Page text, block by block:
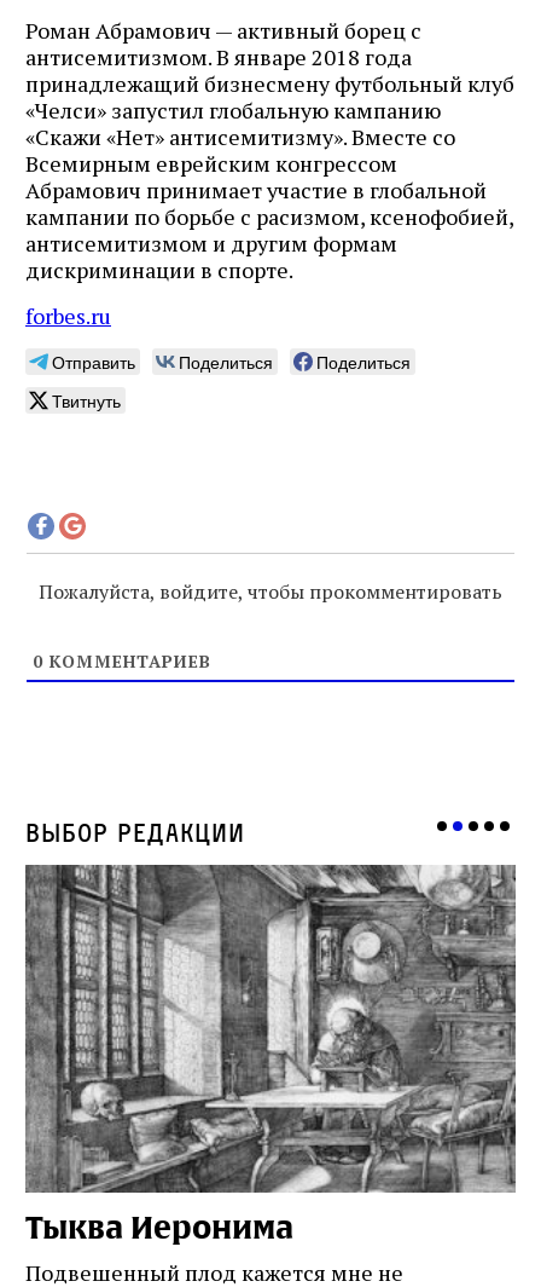
Роман Абрамович — активный борец с
антисемитизмом. В январе 2018 года
принадлежащий бизнесмену футбольный клуб
«Челси» запустил глобальную кампанию
«Скажи «Нет» антисемитизму». Вместе со
Всемирным еврейским конгрессом
Абрамович принимает участие в глобальной
кампании по борьбе с расизмом, ксенофобией,
антисемитизмом и другим формам
дискриминации в спорте.
forbes.ru
Отправить Поделиться
Поделиться
Твитнуть
Пожалуйста, войдите, чтобы прокомментировать
0 КОММЕНТАРИЕВ
Выбор редакции
Тыква Иеронима
Подвешенный плод кажется мне не